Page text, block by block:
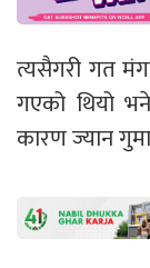
त्यसैगरी गत
गएको थियो
कारण ज्यान